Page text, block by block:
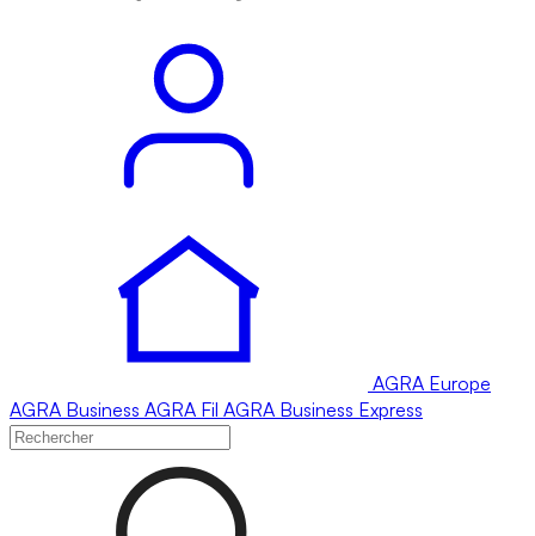
AGRA Europe
AGRA Business AGRA Fil AGRA Business Express